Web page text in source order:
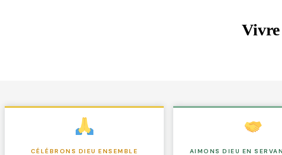
CÉLÉBRONS DIEU ENSEMBLE
AIMONS DIEU EN